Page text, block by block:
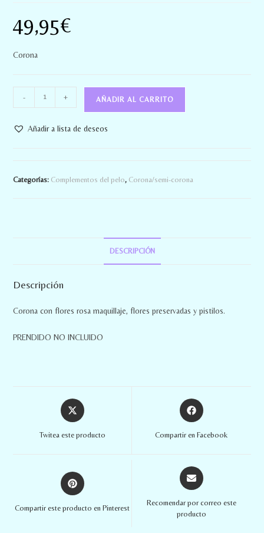
49,95€
Corona
- + AÑADIR AL CARRITO
Añadir a lista de deseos
Categorías: Complementos del pelo, Corona/semi-corona
DESCRIPCIÓN
Descripción
Corona con flores rosa maquillaje, flores preservadas y pistilos.
PRENDIDO NO INCLUIDO
Twitea este producto Compartir en Facebook
Compartir este producto en Pinterest
Recomendar por correo este
producto